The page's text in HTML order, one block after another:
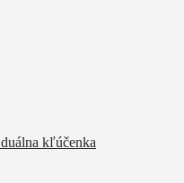
kľúčenka